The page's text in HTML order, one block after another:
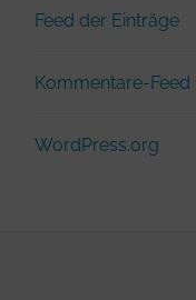
Feed der Einträge
Kommentare-Feed
WordPress.org